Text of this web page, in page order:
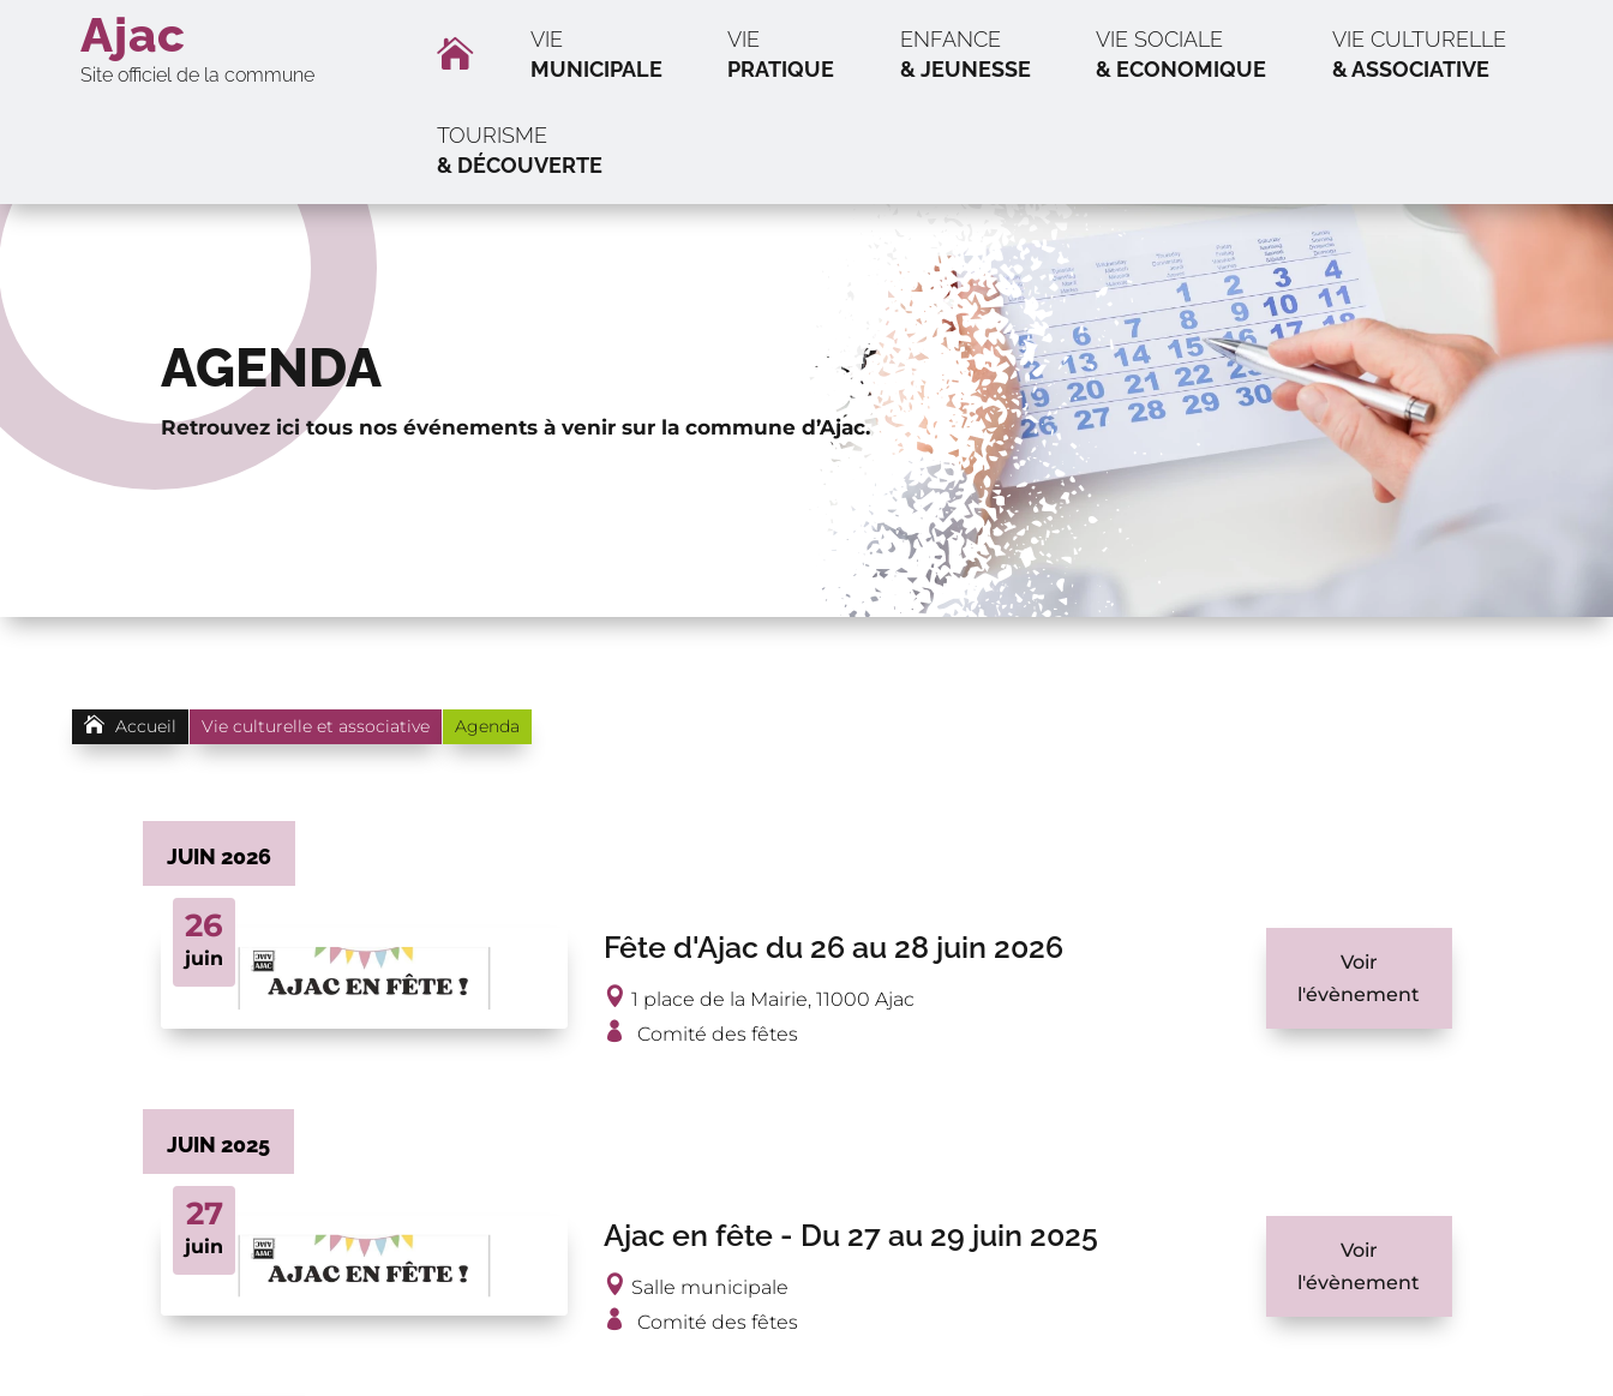
Ajac
Site officiel de la commune

VIE
MUNICIPALE
VIE
PRATIQUE
ENFANCE
& JEUNESSE
VIE SOCIALE
& ECONOMIQUE
VIE CULTURELLE
& ASSOCIATIVE
TOURISME
& DÉCOUVERTE
AGENDA
Retrouvez ici tous nos événements à venir sur la commune d’Ajac.
 Accueil Vie culturelle et associative Agenda
JUIN 2026
26
juin Fête d'Ajac du 26 au 28 juin 2026
1 place de la Mairie, 11000 Ajac
Comité des fêtes
Voir
l'évènement
JUIN 2025
27
juin Ajac en fête - Du 27 au 29 juin 2025
Salle municipale
Comité des fêtes
Voir
l'évènement